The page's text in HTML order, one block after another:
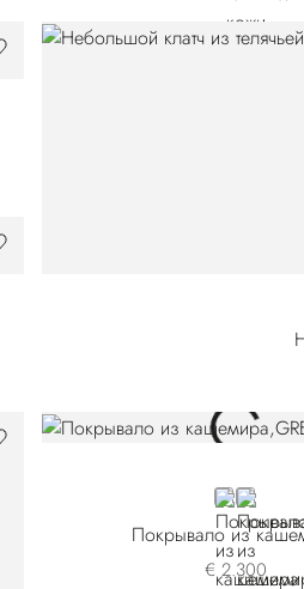
GREY
BEIGE
Покрывало из
€ 2.300